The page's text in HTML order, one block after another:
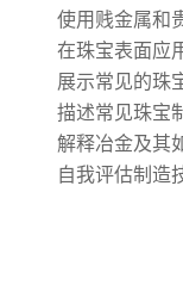
使用贱金属和
在珠宝表面应
展示常见的珠
描述常见珠宝
解释冶金及其
自我评估制造